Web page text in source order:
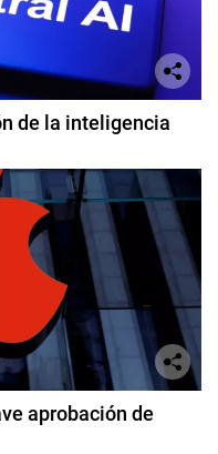
de la inteligencia
aprobación de